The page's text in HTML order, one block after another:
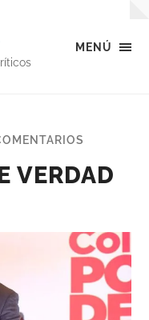
MENÚ
VERDAD